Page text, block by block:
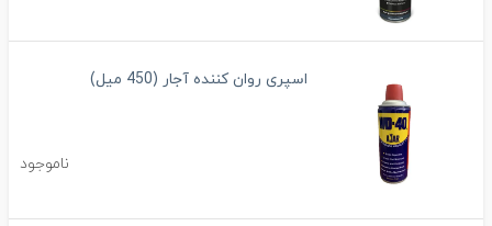
اسپری روان کننده آجار (450 میل)
ناموجود